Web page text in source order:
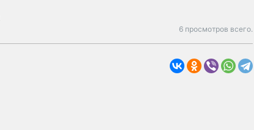
6 просмотров всего.